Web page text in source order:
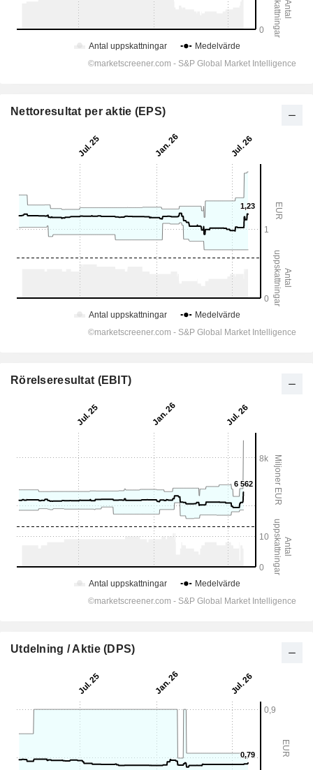
Nettoresultat per aktie (EPS)
Rörelseresultat (EBIT)
Utdelning / Aktie (DPS)